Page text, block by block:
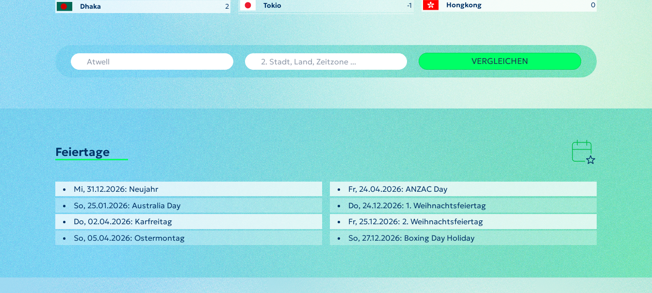
Dhaka
2
Tokio
-1
Hongkong
0
VERGLEICHEN
Feiertage
Mi, 31.12.2026: Neujahr
So, 25.01.2026: Australia Day
Do, 02.04.2026: Karfreitag
So, 05.04.2026: Ostermontag
Fr, 24.04.2026: ANZAC Day
Do, 24.12.2026: 1. Weihnachtsfeiertag
Fr, 25.12.2026: 2. Weihnachtsfeiertag
So, 27.12.2026: Boxing Day Holiday